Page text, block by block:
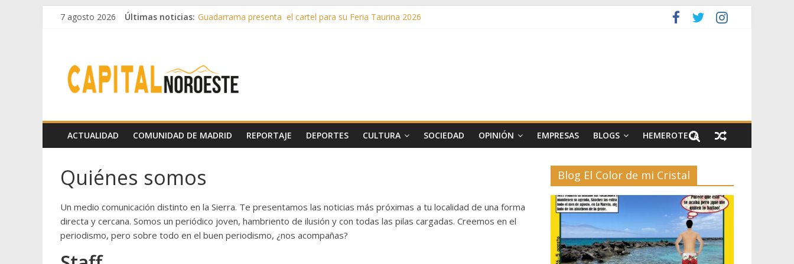
7 agosto 2026 Últimas noticias: Guadarrama presenta el cartel para su Feria Taurina 2026
Alerta de consumos inusuales de agua potable gracias a la telelectura de Canal de Isabel II
ACTUALIDAD COMUNIDAD DE MADRID REPORTAJE DEPORTES CULTURA SOCIEDAD OPINIÓN EMPRESAS BLOGS HEMEROTECA
Quiénes somos
Un medio comunicación distinto en la Sierra. Te presentamos las noticias más próximas a tu localidad de una forma
directa y cercana. Somos un periódico joven, hambriento de ilusión y con todas las pilas cargadas. Creemos en el
periodismo, pero sobre todo en el buen periodismo, ¿nos acompañas?
Blog El Color de mi Cristal